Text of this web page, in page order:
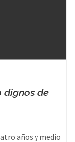
dignos de
años y medio